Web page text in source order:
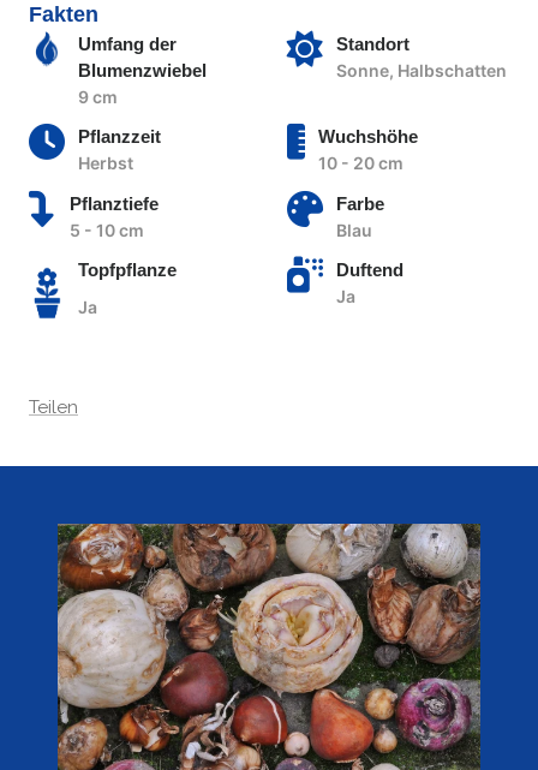
Fakten
Umfang der
Blumenzwiebel
9 cm
Standort
Sonne, Halbschatten
Pflanzzeit
Herbst
Wuchshöhe
10 - 20 cm
Pflanztiefe
5 - 10 cm
Farbe
Blau
Topfpflanze
Ja
Duftend
Ja
Teilen